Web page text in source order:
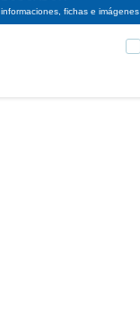
informaciones, fichas e imágenes